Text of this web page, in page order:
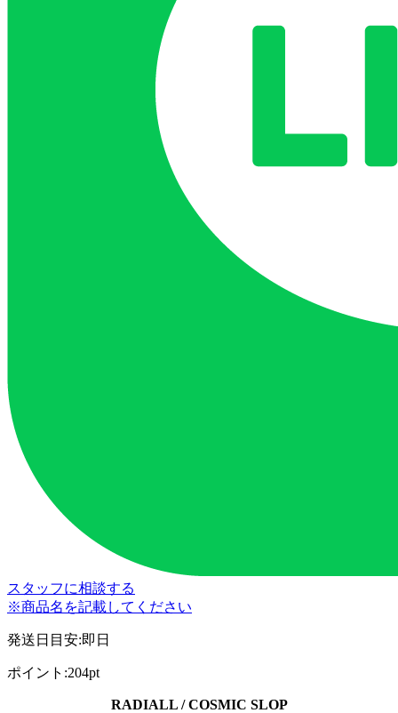
スタッフに相談する
※商品名を記載してください
発送日目安:即日
ポイント :204pt
RADIALL / COSMIC SLOP